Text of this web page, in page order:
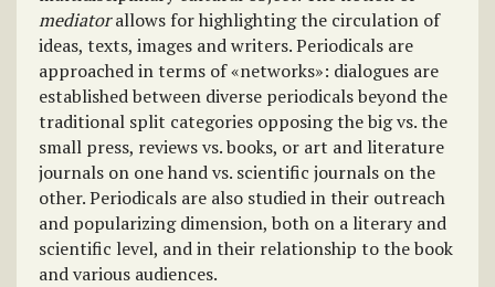
mediatorallows for highlighting the circulation of
ideas, texts, images and writers. Periodicals are
approached in terms of «networks»: dialogues are
established between diverse periodicals beyond the
traditional split categories opposing the big vs. the
small press, reviews vs. books, or art and literature
journals on one hand vs. scientific journals on the
other. Periodicals are also studied in their outreach
and popularizing dimension, both on a literary and
scientific level, and in their relationship to the book
and various audiences.